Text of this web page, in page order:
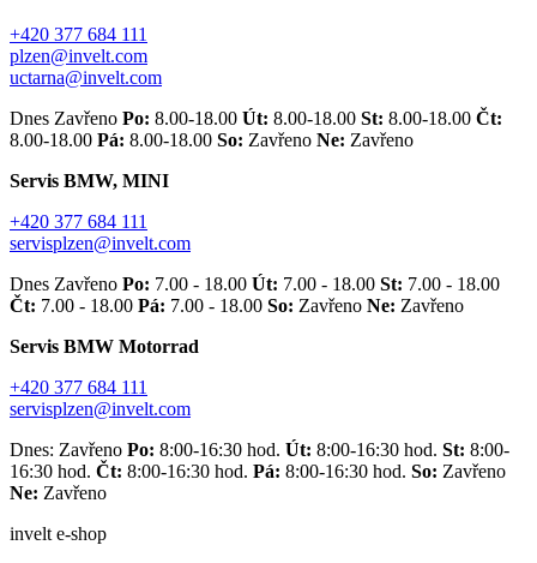
+420 377 684 111
plzen@invelt.com
uctarna@invelt.com
Dnes Zavřeno Po: 8.00-18.00 Út: 8.00-18.00 St: 8.00-18.00 Čt:
8.00-18.00 Pá: 8.00-18.00 So: Zavřeno Ne: Zavřeno
Servis BMW, MINI
+420 377 684 111
servisplzen@invelt.com
Dnes Zavřeno Po: 7.00 - 18.00 Út: 7.00 - 18.00 St: 7.00 - 18.00
Čt: 7.00 - 18.00 Pá: 7.00 - 18.00 So: Zavřeno Ne: Zavřeno
Servis BMW Motorrad
+420 377 684 111
servisplzen@invelt.com
Dnes: Zavřeno Po: 8:00-16:30 hod. Út: 8:00-16:30 hod. St: 8:00-
16:30 hod. Čt: 8:00-16:30 hod. Pá: 8:00-16:30 hod. So: Zavřeno
Ne: Zavřeno
invelt e-shop